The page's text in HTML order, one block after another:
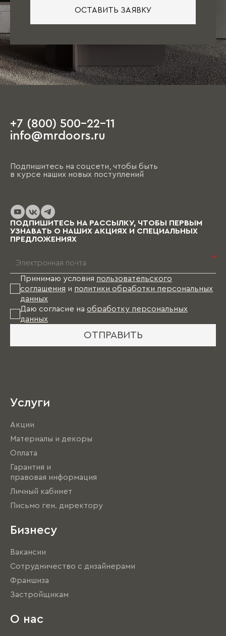
ОСТАВИТЬ ЗАЯВКУ
+7 (800) 500-22-11
info@mrdoors.ru
Подпишитесь на соцсети, чтобы быть
в курсе наших новых поступлений
ПОДПИШИТЕСЬ НА РАССЫЛКУ, ЧТОБЫ ПЕРВЫМ
УЗНАВАТЬ О НАШИХ АКЦИЯХ И СПЕЦИАЛЬНЫХ
ПРЕДЛОЖЕНИЯХ
*
Принимаю условия пользовательского
соглашения и политики обработки персональных
данных
Даю согласие на обработку персональных
данных
ОТПРАВИТЬ
Услуги
Акции
Материалы и декоры
Оплата
Гарантия и
правовая информация
Личный кабинет
Письмо ген. директору
Бизнесу
Вакансии
Сотрудничество с дизайнерами
Франшиза
Застройщикам
О нас